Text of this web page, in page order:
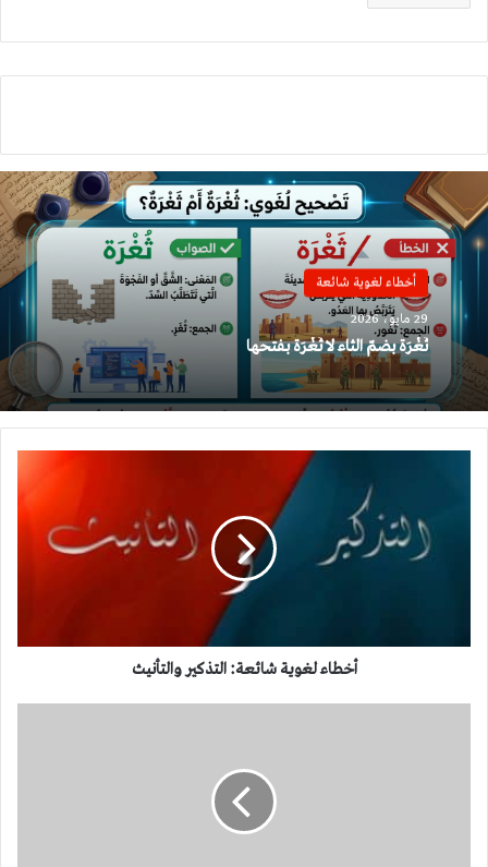
أخطاء لغوية شائعة
29 مايو، 2026
ثُغْرَة بضمّ الثاء لا ثَغْرَة بفتحها
أخطاء لغوية شائعة: التذكير والتأنيث